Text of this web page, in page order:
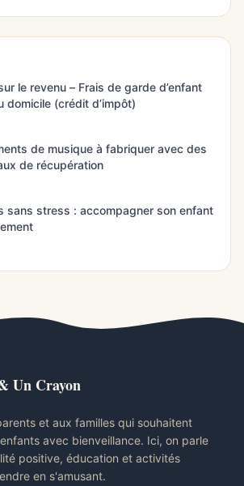
le revenu – Frais de garde d’enfant
domicile (crédit d’impôt)
de musique à fabriquer avec des
de récupération
sans stress : accompagner son enfant
Un Crayon
et aux familles qui souhaitent
avec bienveillance. Ici, on parle
positive, éducation et activités
en s'amusant.